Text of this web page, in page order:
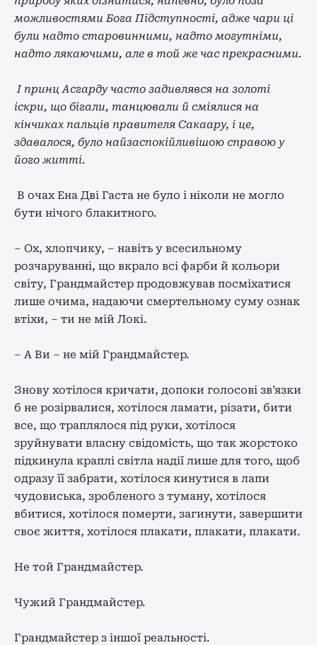
можливостями Бога Підступності, адже чари ці
були надто старовинними, надто могутніми,
надто лякаючими, але в той же час прекрасними.
І принц Асгарду часто задивлявся на золоті
іскри, що бігали, танцювали й сміялися на
кінчиках пальців правителя Сакаару, і це,
здавалося, було найзаспокійливішою справою у
його житті.
В очах Ена Дві Гаста не було і ніколи не могло
бути нічого блакитного.
– Ох, хлопчику, – навіть у всесильному
розчаруванні, що вкрало всі фарби й кольори
світу, Грандмайстер продовжував посміхатися
лише очима, надаючи смертельному суму ознак
втіхи, – ти не мій Локі.
– А Ви – не мій Грандмайстер.
Знову хотілося кричати, допоки голосові зв’язки
б не розірвалися, хотілося ламати, різати, бити
все, що траплялося під руки, хотілося
зруйнувати власну свідомість, що так жорстоко
підкинула краплі світла надії лише для того, щоб
одразу її забрати, хотілося кинутися в лапи
чудовиська, зробленого з туману, хотілося
вбитися, хотілося померти, загинути, завершити
своє життя, хотілося плакати, плакати, плакати.
Не той Грандмайстер.
Чужий Грандмайстер.
Грандмайстер з іншої реальності.